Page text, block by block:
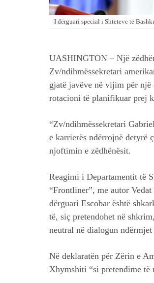
I dërguari special i Shteteve të
UASHINGTON – Një
Zv/ndihmëssekretari
gjatë javëve në vijim për
rotacioni të planifikuar prej
“Zv/ndihmëssekretari
e karrierës ndërrojnë detyrë
njoftimin e zëdhënësit.
Reagimi i Departamentit të
“Frontliner”, me autor
dërguari Escobar është
të, siç pretendohet në
neutral në dialogun
Në deklaratën për Zërin e
Xhymshiti “si pretendime të